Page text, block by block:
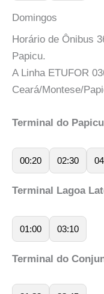
Domingos
Horário de Ônibus
Papicu.
A Linha ETUFOR
Ceará/Montese/
Terminal do Papicu
00:20 02:30
Terminal Lagoa
01:00 03:10
Terminal do